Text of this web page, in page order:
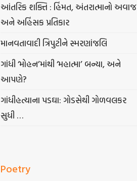
આંતરિક શક્તિ : હિંમત, અંતરાત્માનો અવાજ
અને અહિંસક પ્રતિકાર
માનવતાવાદી ત્રિપુટીને સ્મરણાંજલિ
ગાંધી ‘મોહન’માંથી ‘મહાત્મા’ બન્યા, અને
આપણે?
ગાંધીહત્યાના પડઘા: ગોડસેથી ગોળવલકર
સુધી …
Poetry